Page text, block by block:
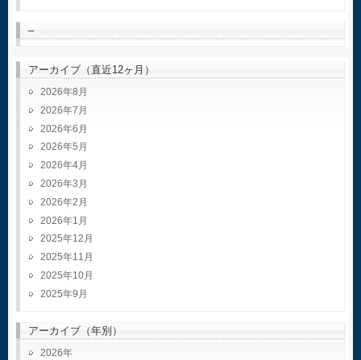
–
アーカイブ（直近12ヶ月）
2026年8月
2026年7月
2026年6月
2026年5月
2026年4月
2026年3月
2026年2月
2026年1月
2025年12月
2025年11月
2025年10月
2025年9月
アーカイブ（年別）
2026